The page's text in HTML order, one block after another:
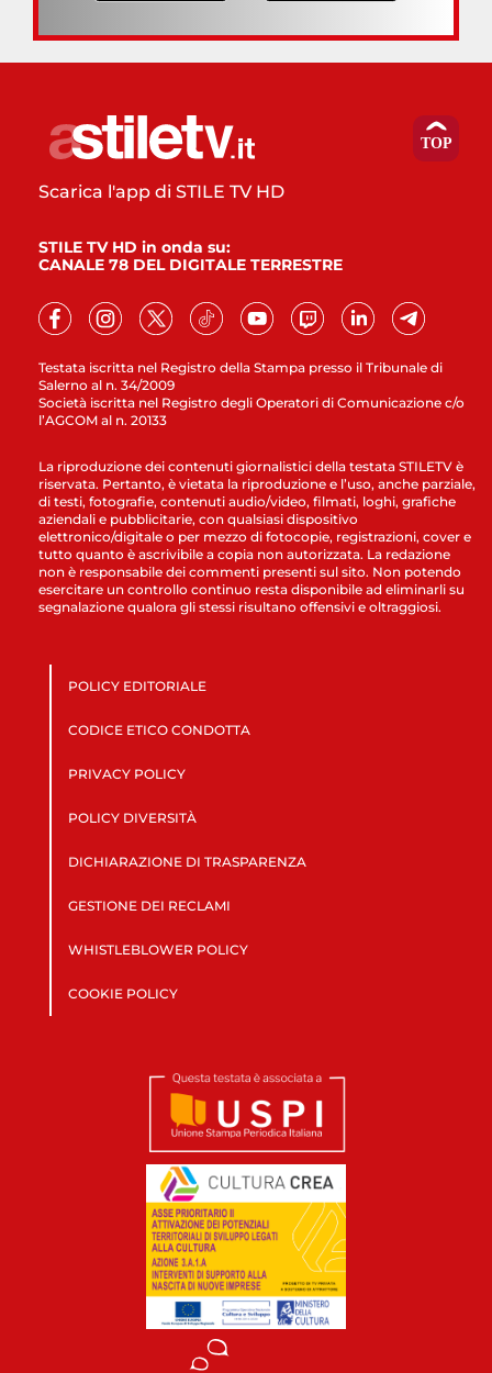
Testata iscritta nel Registro della Stampa presso il Tribunale di
Salerno al n. 34/2009
Società iscritta nel Registro degli Operatori di Comunicazione c/o
l’AGCOM al n. 20133
Scarica l'app di STILE TV HD
STILE TV HD in onda su:
CANALE 78 DEL DIGITALE TERRESTRE
La riproduzione dei contenuti giornalistici della testata STILETV è
riservata. Pertanto, è vietata la riproduzione e l’uso, anche parziale,
di testi, fotografie, contenuti audio/video, filmati, loghi, grafiche
aziendali e pubblicitarie, con qualsiasi dispositivo
elettronico/digitale o per mezzo di fotocopie, registrazioni, cover e
tutto quanto è ascrivibile a copia non autorizzata. La redazione
non è responsabile dei commenti presenti sul sito. Non potendo
esercitare un controllo continuo resta disponibile ad eliminarli su
segnalazione qualora gli stessi risultano offensivi e oltraggiosi.
POLICY EDITORIALE
CODICE ETICO CONDOTTA
PRIVACY POLICY
POLICY DIVERSITÀ
DICHIARAZIONE DI TRASPARENZA
GESTIONE DEI RECLAMI
WHISTLEBLOWER POLICY
COOKIE POLICY